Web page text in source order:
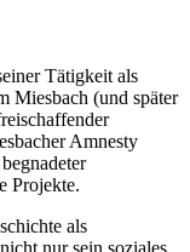
Tätigkeit als
Miesbach (und später
Amnesty
Projekte.
als